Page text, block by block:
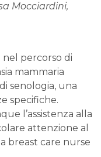
Mocciardini,
percorso di
mammaria
senologia, una
specifiche.
l’assistenza alla
attenzione al
breast care nurse